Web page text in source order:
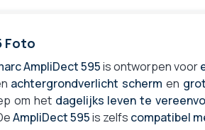
Ja
Foto
AmpliDect 595is ontworpen voor
achtergrondverlicht scherm en
om het dagelijks leven te
AmpliDect 595is zelfs compatibel